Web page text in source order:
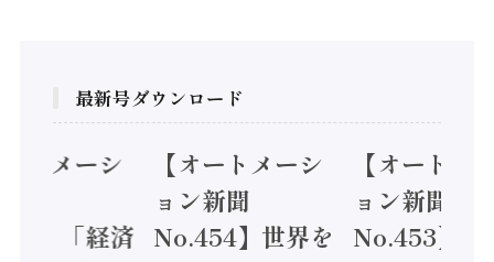
最新号ダウンロード
トメーシ
】「経済
【オートメーシ
ョン新聞
No.454】世界を
【オートメ
ョン新聞
No.453】フ